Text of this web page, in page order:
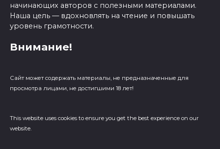
начинающих авторов с полезными материалами.
Наша цель — вдохновлять на чтение и повышать
уровень грамотности.
Внимание!
Сайт может содержать материалы, не предназначенные для
просмотра лицами, не достигшими 18 лет!
This website uses cookies to ensure you get the best experience on our
website.